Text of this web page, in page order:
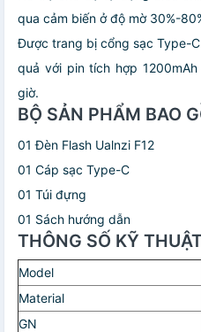
qua cảm biến ở độ mờ 30%-
Được trang bị cổng sạc Type-
quả với pin tích hợp
giờ.
BỘ SẢN PHẨM BAO
01 Đèn Flash Ualnzi F12
01 Cáp sạc Type-C
01 Túi đựng
01 Sách hướng dẫn
THÔNG SỐ KỸ
Model
Material
GN